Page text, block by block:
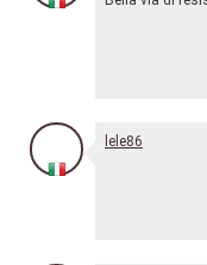
lele86